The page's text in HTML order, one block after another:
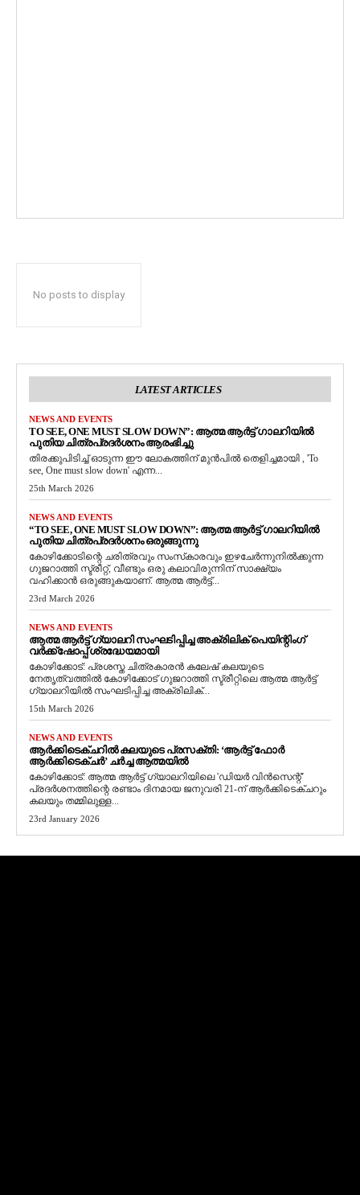
No posts to display
LATEST ARTICLES
NEWS AND EVENTS
TO SEE, ONE MUST SLOW DOWN”: ആത്മ ആർട്ട് ഗാലറിയിൽ
പുതിയ ചിത്രപ്രദർശനം ആരംഭിച്ചു
തിരക്കുപിടിച്ച് ഓടുന്ന ഈ ലോകത്തിന് മുൻപിൽ തെളിച്ചമായി , 'To
see, One must slow down' എന്ന...
25th March 2026
NEWS AND EVENTS
“TO SEE, ONE MUST SLOW DOWN”: ആത്മ ആർട്ട് ഗാലറിയിൽ
പുതിയ ചിത്രപ്രദർശനം ഒരുങ്ങുന്നു
കോഴിക്കോടിന്റെ ചരിത്രവും സംസ്‌കാരവും ഇഴചേർന്നുനിൽക്കുന്ന
ഗുജറാത്തി സ്ട്രീറ്റ്, വീണ്ടും ഒരു കലാവിരുന്നിന് സാക്ഷ്യം
വഹിക്കാൻ ഒരുങ്ങുകയാണ്. ആത്മ ആർട്ട്...
23rd March 2026
NEWS AND EVENTS
ആത്മ ആർട്ട് ഗ്യാലറി സംഘടിപ്പിച്ച അക്രിലിക് പെയിന്റിംഗ്
വർക്ക്‌ഷോപ്പ് ശ്രദ്ധേയമായി
കോഴിക്കോട്: പ്രശസ്ത ചിത്രകാരൻ കലേഷ് കലയുടെ
നേതൃത്വത്തിൽ കോഴിക്കോട് ഗുജറാത്തി സ്ട്രീറ്റിലെ ആത്മ ആർട്ട്
ഗ്യാലറിയിൽ സംഘടിപ്പിച്ച അക്രിലിക്...
15th March 2026
NEWS AND EVENTS
ആർക്കിടെക്ചറിൽ കലയുടെ പ്രസക്തി: ‘ആർട്ട് ഫോർ
ആർക്കിടെക്ചർ’ ചർച്ച ആത്മയിൽ
​കോഴിക്കോട്: ആത്മ ആർട്ട് ഗ്യാലറിയിലെ 'ഡിയർ വിൻസെന്റ്'
പ്രദർശനത്തിന്റെ രണ്ടാം ദിനമായ ജനുവരി 21-ന് ആർക്കിടെക്ചറും
കലയും തമ്മിലുള്ള...
23rd January 2026